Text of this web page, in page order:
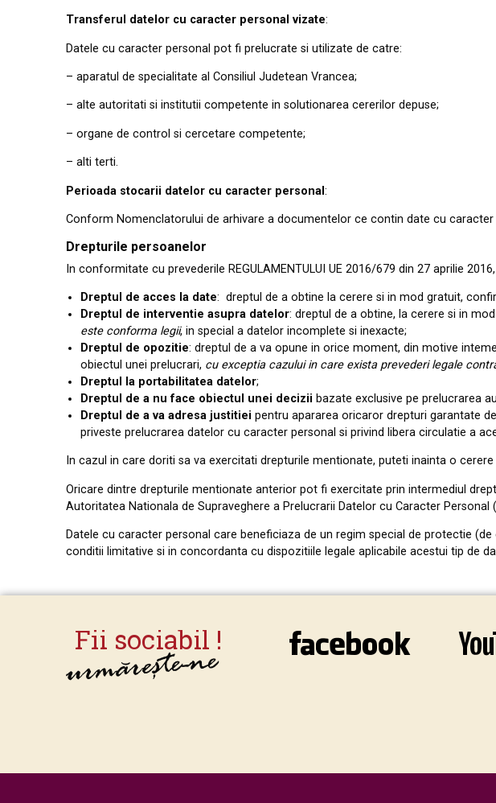
Transferul datelor cu caracter personal vizate:
Datele cu caracter personal pot fi prelucrate si util izate de catre:
– aparatul de specialitate al Consiliul Judetean Vrancea;
– alte autoritati si institutii competente in solutionarea cererilor depuse;
– organe de control si cercetare competente;
– alti terti.
Perioada stocarii datelor cu caracter personal :
Conform Nomenclatorului de arhivare a documentelor ce contin date cu caracter
Drepturile persoanelor
In conformitate cu prevederile REGULAMENTULUI UE 2016/679 din 27 aprilie 2016,
Dreptul de acces la date: dreptul de a obtine lacerere si in mod gratuit,
Dreptul de interventie asupra date or: dreptul de a obtine, la cerere si in
este conforma legii, in special a date or incomplete si inexacte;
Dreptul de opozitie: dreptul de a va opune in orice moment, din motive
obiectul unei prelucrari, cu exceptia cazului in care exista prevederi legale
Dreptul
la portabilitatea datelor;
Dreptul de a nu face obiectul unei decizii bazate exclusive pe pre ucrarea
Dreptul de a va adresa justitiei pentru apararea oricaror drepturi garantate de
priveste prelucrarea datelor cu caracter personal si privind libera circulatie a
In cazul in care doriti sa va exercitati drepturile mentionate, puteti inainta o
Oricare dintre drepturile mentionate anterior pot fi exercitate prin intermediul
Autoritatea Nationala de Supraveghere a Prelucrarii Date or cu Caracter Personal (
Datele cu caracter personal care beneficiaza de un regim special de protectie
conditii limitative si in concordanta cu dispozitiile legale aplicabile acestui tip de